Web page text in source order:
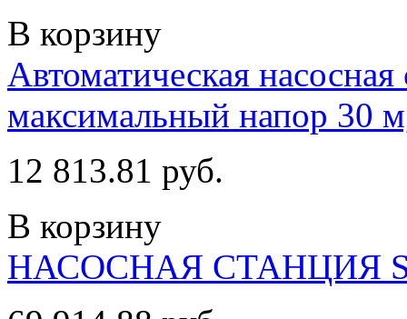
В корзину
Автоматическая
максимальный напор 30
12 813.81 руб.
В корзину
НАСОСНАЯ СТАНЦИЯ